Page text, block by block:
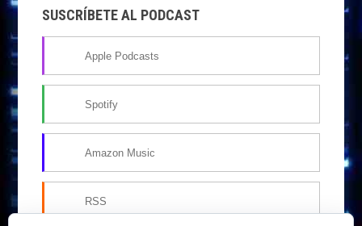
SUSCRÍBETE AL PODCAST
Apple Podcasts
Spotify
Amazon Music
RSS